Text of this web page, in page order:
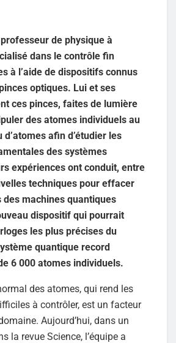
de physique à
dans le contrôle fin
à l’aide de dispositifs connus
optiques. Lui et ses
ces pinces, faites de lumière
des atomes individuels au
d’atomes afin d’étudier les
des systèmes
expériences ont conduit, entre
techniques pour effacer
des machines quantiques
dispositif qui pourrait
les plus précises du
quantique record
6 000 atomes individuels.
des atomes, qui rend les
à contrôler, est un facteur
Aujourd’hui, dans un
la revue Science, l’équipe a